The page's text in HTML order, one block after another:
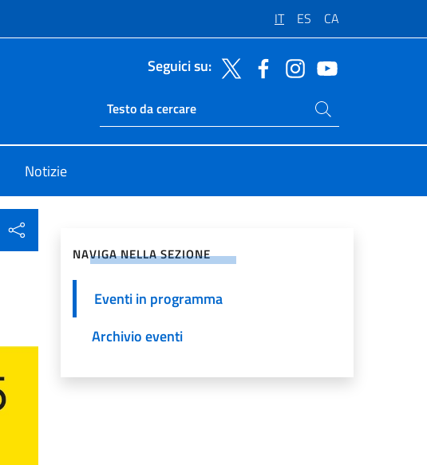
IT ES CA
Seguici su:
Ricerca sito live
Cerca nel sito
Notizie
NAVIGA NELLA SEZIONE
Eventi in programma
Archivio eventi